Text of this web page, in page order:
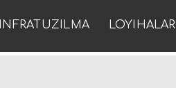
INFRATUZILMA LOYIHALAR